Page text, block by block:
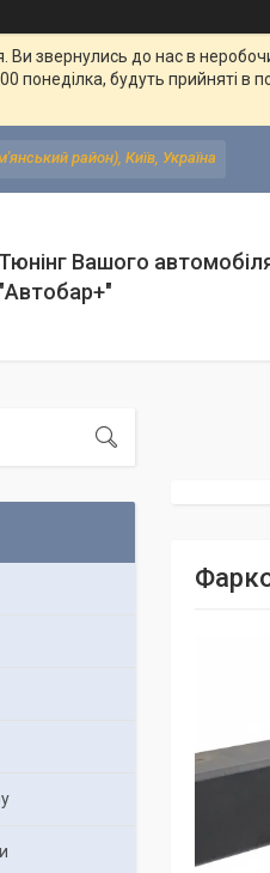
Ви звернулись до нас в
понеділка, будуть прийняті в
район), Київ, Україна
Тюнінг Вашого
"Автобар+"